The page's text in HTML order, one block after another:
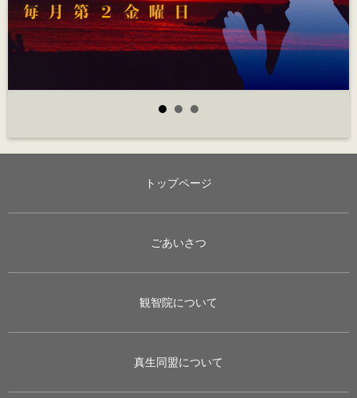
トップページ
ごあいさつ
観智院について
真生同盟について